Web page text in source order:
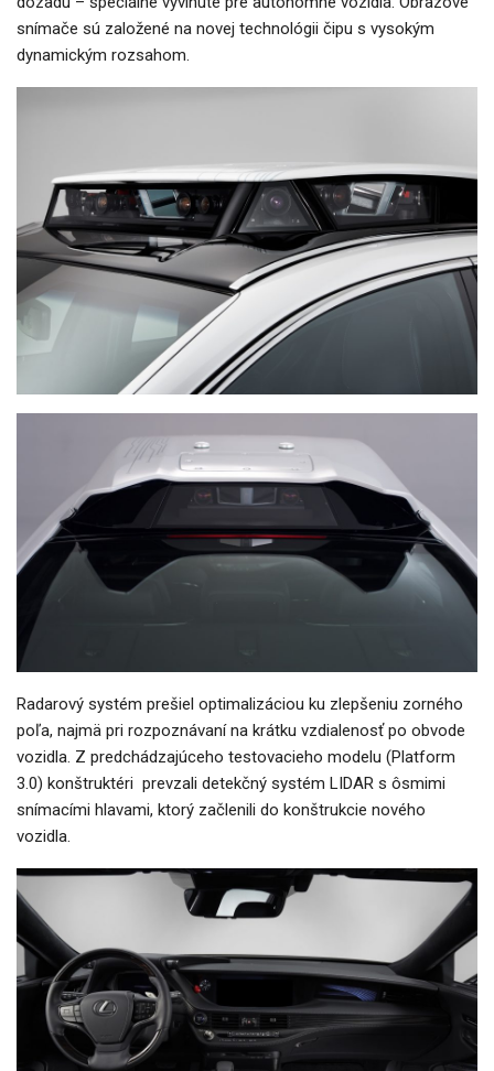
snímače sú založené na novej technológii čipu s vysokým
dynamickým rozsahom.
Radarový systém prešiel optimalizáciou ku zlepšeniu zorného
poľa, najmä pri rozpoznávaní na krátku vzdialenosť po obvode
vozidla. Z predchádzajúceho testovacieho modelu (Platform
3.0) konštruktéri prevzali detekčný systém LIDAR s ôsmimi
snímacími hlavami, ktorý začlenili do konštrukcie nového
vozidla.